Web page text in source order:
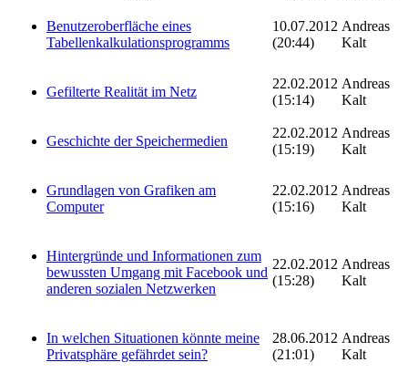
Benutzeroberfläche eines
Tabellenkalkulationsprogramms
10.07.2012
(20:44)
Andreas
Kalt
Gefilterte Realität im Netz
22.02.2012
(15:14)
Andreas
Kalt
Geschichte der Speichermedien
22.02.2012
(15:19)
Andreas
Kalt
Grundlagen von Grafiken am
Computer
22.02.2012
(15:16)
Andreas
Kalt
Hintergründe und Informationen zum
bewussten Umgang mit Facebook und
anderen sozialen Netzwerken
22.02.2012
(15:28)
Andreas
Kalt
In welchen Situationen könnte meine
Privatsphäre gefährdet sein?
28.06.2012
(21:01)
Andreas
Kalt